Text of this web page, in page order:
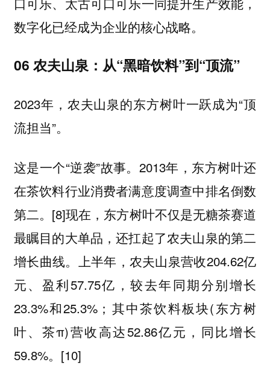
数字化已经成为企业的核心战略。
06 农夫山泉：从“黑暗饮料”到“顶流”
2023年，农夫山泉的东方树叶一跃成为“顶
流担当”。
这是一个“逆袭”故事。2013年，东方树叶还
在茶饮料行业消费者满意度调查中排名倒数
第二。[8]现在，东方树叶不仅是无糖茶赛道
最瞩目的大单品，还扛起了农夫山泉的第二
增长曲线。上半年，农夫山泉营收204.62亿
元、盈利57.75亿，较去年同期分别增长
23.3%和25.3%；其中茶饮料板块(东方树
叶、茶π)营收高达52.86亿元，同比增长
59.8%。[10]